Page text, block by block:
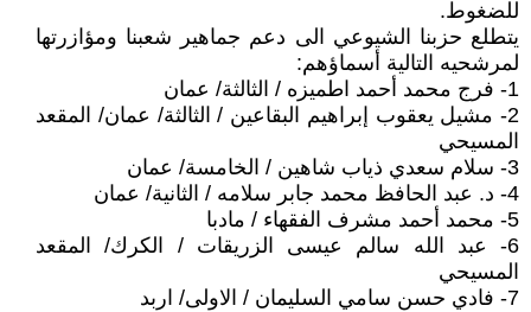
للضغوط.
يتطلع حزبنا الشيوعي الى دعم جماهير شعبنا ومؤازرتها
لمرشحيه التالية أسماؤهم:
1- فرج محمد أحمد اطميزه / الثالثة/ عمان
2- مشيل يعقوب إبراهيم البقاعين / الثالثة/ عمان/ المقعد
المسيحي
3- سلام سعدي ذياب شاهين / الخامسة/ عمان
4- د. عبد الحافظ محمد جابر سلامه / الثانية/ عمان
5- محمد أحمد مشرف الفقهاء / مادبا
6- عبد الله سالم عيسى الزريقات / الكرك/ المقعد
المسيحي
7- فادي حسن سامي السليمان / الاولى/ اربد